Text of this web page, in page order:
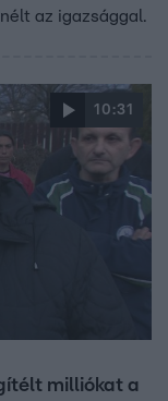
az igazsággal.
10:31
milliókat a